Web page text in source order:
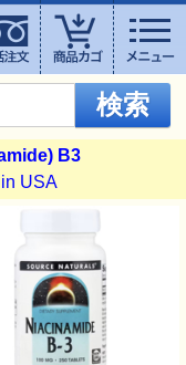
検索
B3
USA